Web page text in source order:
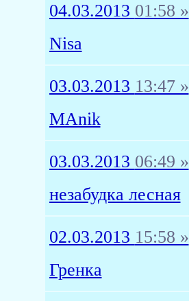
04.03.2013 01:58 »
Nisa
03.03.2013 13:47 »
MAnik
03.03.2013 06:49 »
незабудка лесная
02.03.2013 15:58 »
Гренка